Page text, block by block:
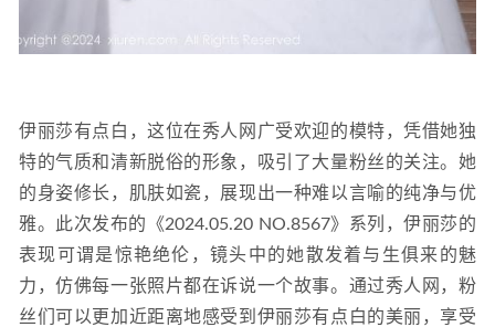
伊丽莎有点白，这位在秀人网广受欢迎的模特，凭借她独
特的气质和清新脱俗的形象，吸引了大量粉丝的关注。她
的身姿修长，肌肤如瓷，展现出一种难以言喻的纯净与优
雅。此次发布的《2024.05.20 NO.8567》系列，伊丽莎的
表现可谓是惊艳绝伦，镜头中的她散发着与生俱来的魅
力，仿佛每一张照片都在诉说一个故事。通过秀人网，粉
丝们可以更加近距离地感受到伊丽莎有点白的美丽，享受